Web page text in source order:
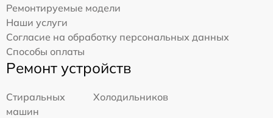
Ремонтируемые модели
Наши услуги
Согласие на обработку персональных данных
Способы оплаты
Ремонт устройств
Стиральных
машин
Холодильников